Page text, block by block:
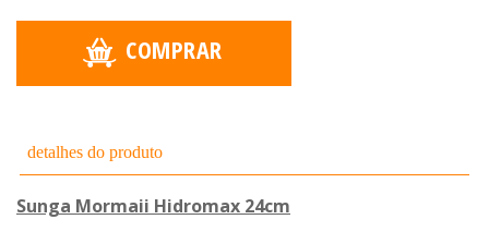
COMPRAR
detalhes do produto
Sunga Mormaii Hidromax 24cm